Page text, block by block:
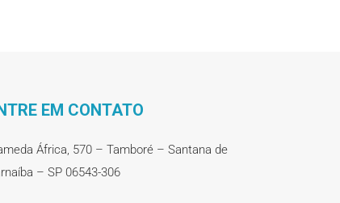
EM CONTATO
África, 570 – Tamboré – Santana de
– SP 06543-306